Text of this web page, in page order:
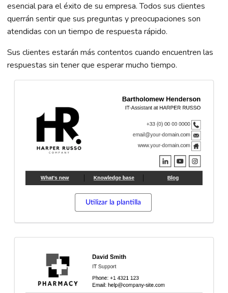
esencial para el éxito de su empresa. Todos sus clientes
querrán sentir que sus preguntas y preocupaciones son
atendidas con un tiempo de respuesta rápido.
Sus clientes estarán más contentos cuando encuentren las
respuestas sin tener que esperar mucho tiempo.
Utilizar la plantilla